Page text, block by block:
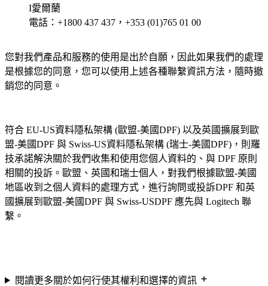
I愛爾蘭
電話：+1800 437 437，+353 (01)765 01 00
您對我們產品和服務的使用是出於自願，因此如果我們的處理
是根據您的同意，您可以使用上述各種聯繫資訊方法，隨時撤
銷您的同意。
符合 EU-US資料隱私架構 (歐盟-美國DPF) 以及英國擴展到歐
盟-美國DPF 與 Swiss-US資料隱私架構 (瑞士-美國DPF)，則羅
技承諾解決關於我們收集和使用您個人資料的、與 DPF 原則
相關的投訴。歐盟、英國和瑞士個人，對我們根據歐盟-美國
地區收到之個人資料的處理方式，進行詢問或投訴DPF 和英
國擴展到歐盟-美國DPF 與 Swiss-USDPF 應先與 Logitech 聯
繫。
閱讀更多關於如何行使其權利和選擇的資訊